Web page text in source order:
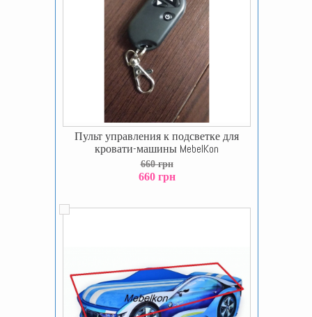
Пульт управления к подсветке для
кровати-машины MebelKon
660 грн
660 грн